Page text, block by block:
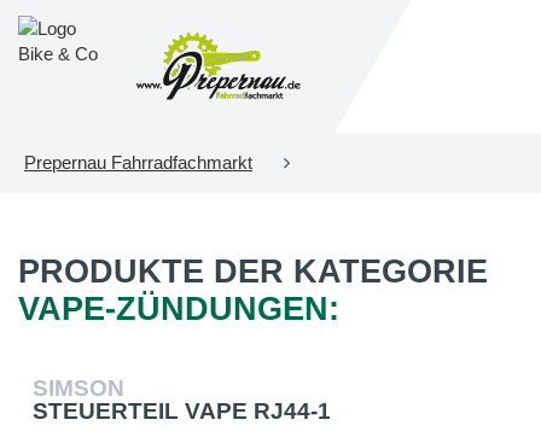
Prepernau Fahrradfachmarkt
PRODUKTE DER KATEGORIE
VAPE-ZÜNDUNGEN:
SIMSON
STEUERTEIL VAPE RJ44-1